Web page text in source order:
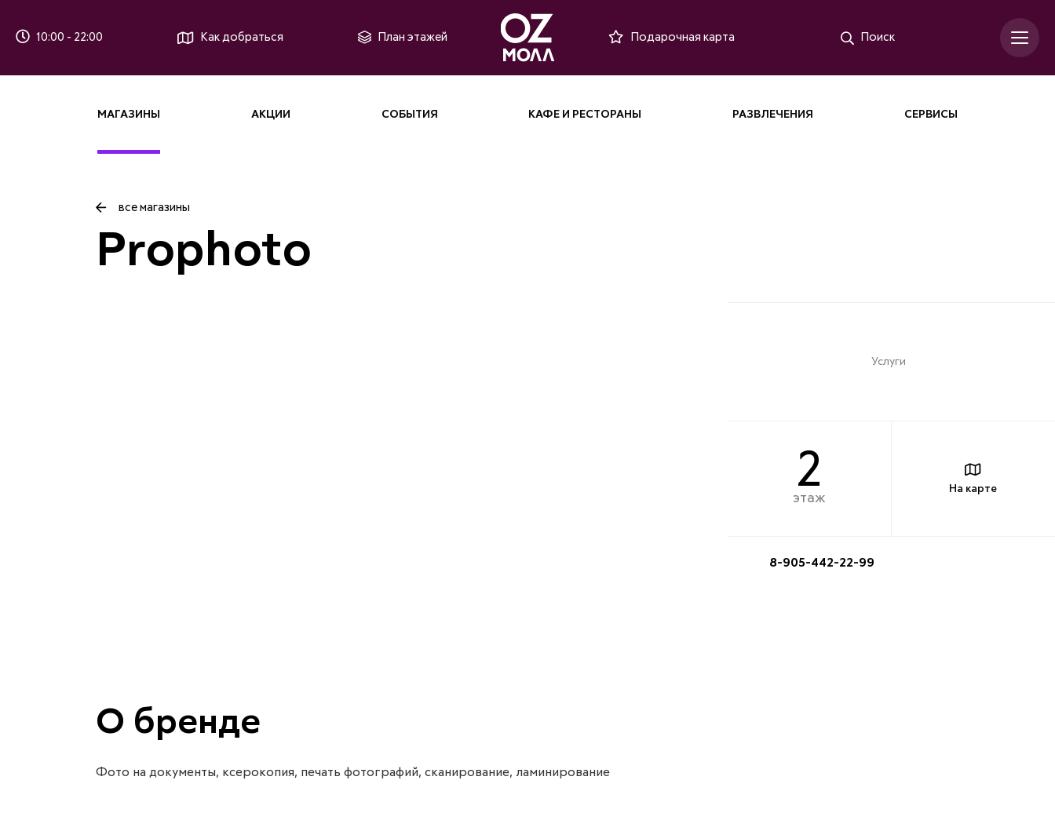
10:00 - 22:00 Как добраться План этажей Подарочная карта Поиск
МАГАЗИНЫ АКЦИИ СОБЫТИЯ КАФЕ И РЕСТОРАНЫ РАЗВЛЕЧЕНИЯ СЕРВИСЫ
все магазины
Prophoto
Услуги
2
этаж
На карте
8-905-442-22-99
О бренде
Фото на документы, ксерокопия, печать фотографий, сканирование, ламинирование